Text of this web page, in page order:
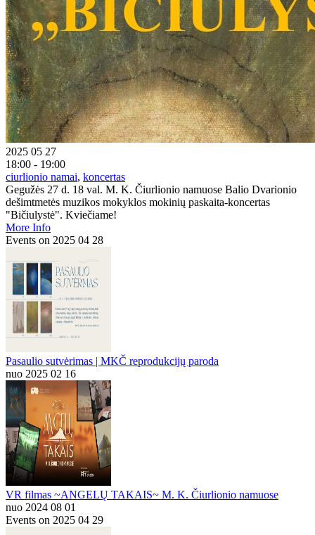
2025 05 27
18:00 - 19:00
ciurlionio namai, koncertas
Gegužės 27 d. 18 val. M. K. Čiurlionio namuose Balio Dvarionio
dešimtmetės muzikos mokyklos mokinių paskaita-koncertas
"Bičiulystė". Kviečiame!
More Info
Events on 2025 04 28
Pasaulio sutvėrimas | MKČ reprodukcijų paroda
nuo 2025 02 16
VR filmas ~ANGELŲ TAKAIS~ M. K. Čiurlionio namuose
nuo 2024 08 01
Events on 2025 04 29